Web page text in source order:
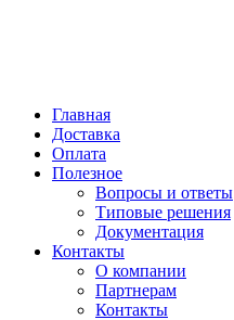
Главная
Доставка
Оплата
Полезное
Вопросы и ответы
Типовые решения
Документация
Контакты
О компании
Партнерам
Контакты